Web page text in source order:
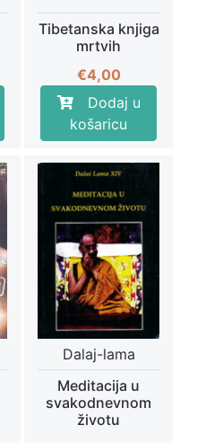
Tibetanska knjiga
mrtvih
€4,00
Dodaj u
košaricu
Dalaj-lama
Meditacija u
svakodnevnom
životu